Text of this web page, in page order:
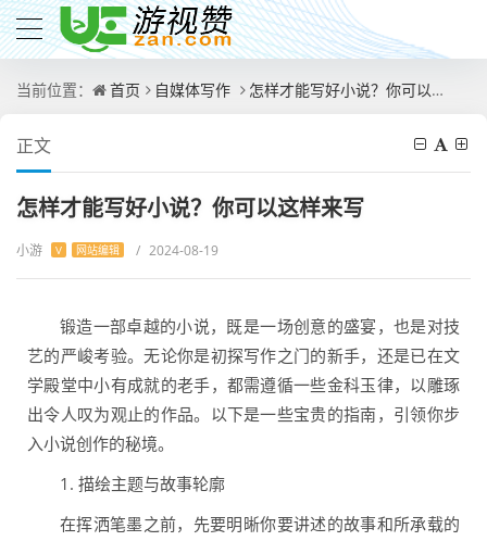
当前位置： 首页 自媒体写作 怎样才能写好小说？你可以这样来写
正文
怎样才能写好小说？你可以这样来写
小游 V 网站编辑 / 2024-08-19
锻造一部卓越的小说，既是一场创意的盛宴，也是对技
艺的严峻考验。无论你是初探写作之门的新手，还是已在文
学殿堂中小有成就的老手，都需遵循一些金科玉律，以雕琢
出令人叹为观止的作品。以下是一些宝贵的指南，引领你步
入小说创作的秘境。
1. 描绘主题与故事轮廓
在挥洒笔墨之前，先要明晰你要讲述的故事和所承载的